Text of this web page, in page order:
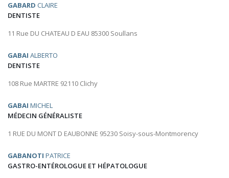
GABARD CLAIRE
DENTISTE
11 Rue DU CHATEAU D EAU 85300 Soullans
GABAI ALBERTO
DENTISTE
108 Rue MARTRE 92110 Clichy
GABAI MICHEL
MÉDECIN GÉNÉRALISTE
1 RUE DU MONT D EAUBONNE 95230 Soisy-sous-Montmorency
GABANOTI PATRICE
GASTRO-ENTÉROLOGUE ET HÉPATOLOGUE